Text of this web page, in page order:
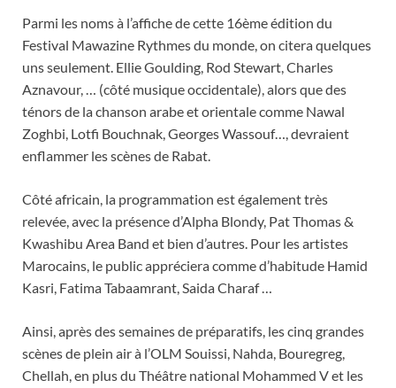
Parmi les noms à l’affiche de cette 16ème édition du
Festival Mawazine Rythmes du monde, on citera quelques
uns seulement. Ellie Goulding, Rod Stewart, Charles
Aznavour, … (côté musique occidentale), alors que des
ténors de la chanson arabe et orientale comme Nawal
Zoghbi, Lotfi Bouchnak, Georges Wassouf…, devraient
enflammer les scènes de Rabat.
Côté africain, la programmation est également très
relevée, avec la présence d’Alpha Blondy, Pat Thomas &
Kwashibu Area Band et bien d’autres. Pour les artistes
Marocains, le public appréciera comme d’habitude Hamid
Kasri, Fatima Tabaamrant, Saida Charaf …
Ainsi, après des semaines de préparatifs, les cinq grandes
scènes de plein air à l’OLM Souissi, Nahda, Bouregreg,
Chellah, en plus du Théâtre national Mohammed V et les